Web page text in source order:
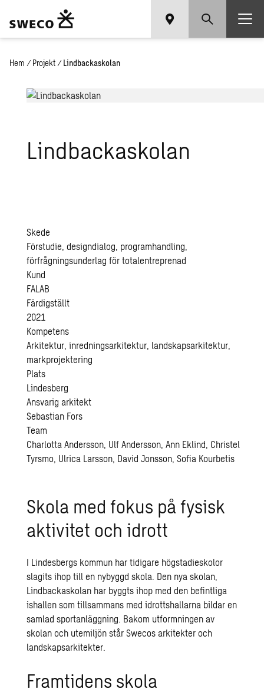
Hem / Projekt / Lindbackaskolan
Lind­bac­kasko­lan
Skede
Förstudie, designdialog, programhandling,
förfrågningsunderlag för totalentreprenad
Kund
FALAB
Färdigställt
2021
Kompetens
Arkitektur, inredningsarkitektur, landskapsarkitektur,
markprojektering
Plats
Lindesberg
Ansvarig arkitekt
Sebastian Fors
Team
Charlotta Andersson, Ulf Andersson, Ann Eklind, Christel
Tyrsmo, Ulrica Larsson, David Jonsson, Sofia Kourbetis
Skola med fokus på fysisk
aktivitet och idrott
I Lindesbergs kommun har tidigare högstadieskolor
slagits ihop till en nybyggd skola. Den nya skolan,
Lindbackaskolan har byggts ihop med den befintliga
ishallen som tillsammans med idrottshallarna bildar en
samlad sportanläggning. Bakom utformningen av
skolan och utemiljön står Swecos arkitekter och
landskapsarkitekter.
Framtidens skola